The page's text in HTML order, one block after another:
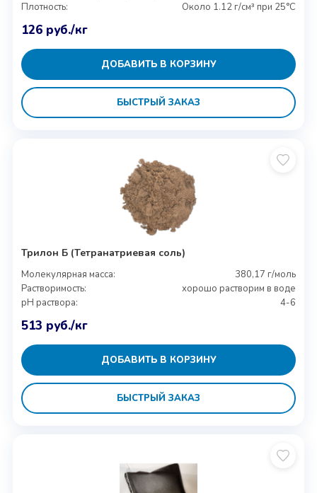
Плотность:
Около 1.12 г/см³ при 25°C
126 руб./кг
ДОБАВИТЬ В КОРЗИНУ
БЫСТРЫЙ ЗАКАЗ
Трилон Б (Тетранатриевая соль)
Молекулярная масса:
380,17 г/моль
Растворимость:
хорошо растворим в воде
pH раствора:
4-6
513 руб./кг
ДОБАВИТЬ В КОРЗИНУ
БЫСТРЫЙ ЗАКАЗ